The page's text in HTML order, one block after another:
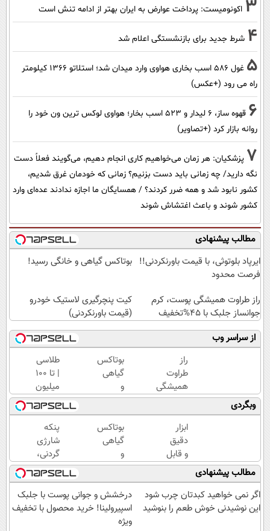
3 اکونومیست: پرداخت عوارض به ایران بهتر از ادامه تنش است
4 شرط جدید برای بازنشستگی اعلام شد
5
غول 586 اسب بخاری هواوی وارد میدان شد؛ استلاتو 1366 کیلومتر
راه می رود (+عکس)
6
قهوه ساز، 6 لیدار و 523 اسب بخار؛ هواوی لوکس ترین ون خود را
روانه بازار کرد (+تصاویر)
7 پزشکیان: هر زمان می‌خواهیم کاری انجام دهیم، می‌گویند فعلاً دست
نگه دارید/ چه زمانی باید دست بزنیم؟ زمانی که خودمان غرق شدیم،
کشور نابود شد و همه ضرر کردند؟ / همسایگان ما اجازه ندادند عده‌ای وارد
کشور شوند و باعث اغتشاش شوند
مطالب پیشنهادی
ایرپاد بلوتوثی، با قیمت باورنکردنی!!
فرصت محدود
بوتاکس گیاهی و خانگی رسید!
راز طراوت همیشگی پوست، کرم
جوانساز جلبک با 45%تخفیف
کیت پنچرگیری لاستیک خودرو
(قیمت باورنکردنی)
از سراسر وب
راز
طراوت
همیشگی
پوست،
کرم
جوانساز
جلبک با
45%تخفیف
بوتاکس
گیاهی
و
خانگی
رسید!
طلاسی
| تا 100
میلیون
وام
آنی
خرید
طلا💰
ثبت
نام
کن!
وبگردی
ابزار
دقیق
و قابل
اعتماد
برای
اندازه
گیری
بوتاکس
گیاهی
و
خانگی
رسید!
پنکه
شارژی
گردنی،
با
قیمت
باور
نکردنی!
مطالب پیشنهادی
اگر نمی خواهید کبدتان چرب شود
این نوشیدنی خوش طعم را بنوشید
درخشش و جوانی پوست با جلبک
اسپیرولینا! خرید محصول با تخفیف
ویژه